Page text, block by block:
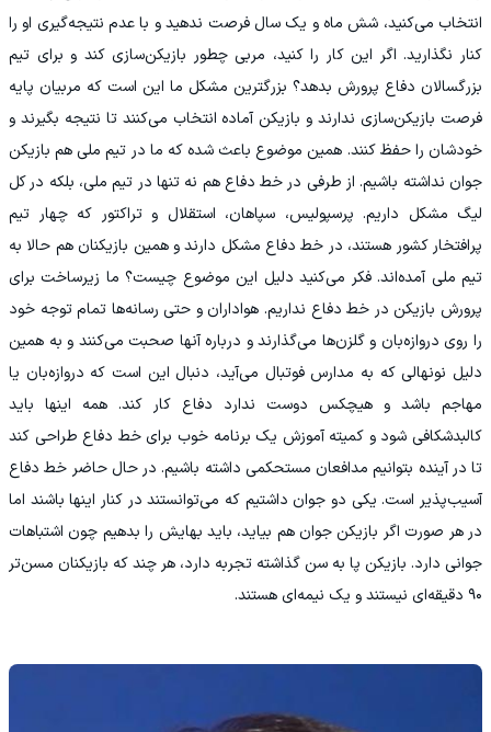
انتخاب می‌کنید، شش ماه و یک سال فرصت ندهید و با عدم نتیجه‌گیری او را
کنار نگذارید. اگر این کار را کنید، مربی چطور بازیکن‌سازی کند و برای تیم
بزرگسالان دفاع پرورش بدهد؟ بزرگترین مشکل ما این است که مربیان پایه
فرصت بازیکن‌سازی ندارند و بازیکن آماده انتخاب می‌کنند تا نتیجه بگیرند و
خودشان را حفظ کنند. همین موضوع باعث شده که ما در تیم ملی هم بازیکن
جوان نداشته باشیم. از طرفی در خط دفاع هم نه تنها در تیم ملی، بلکه در کل
لیگ مشکل داریم. پرسپولیس، سپاهان، استقلال و تراکتور که چهار تیم
پرافتخار کشور هستند، در خط دفاع مشکل دارند و همین بازیکنان هم حالا به
تیم ملی آمده‌اند. فکر می‌کنید دلیل این موضوع چیست؟ ما زیرساخت برای
پرورش بازیکن در خط دفاع نداریم. هواداران و حتی رسانه‌ها تمام توجه خود
را روی دروازه‌بان و گلزن‌ها می‌گذارند و درباره آنها صحبت می‌کنند و به همین
دلیل نونهالی که به مدارس فوتبال می‌آید، دنبال این است که دروازه‌بان یا
مهاجم باشد و هیچکس دوست ندارد دفاع کار کند. همه اینها باید
کالبدشکافی شود و کمیته آموزش یک برنامه خوب برای خط دفاع طراحی کند
تا در آینده بتوانیم مدافعان مستحکمی داشته باشیم. در حال حاضر خط دفاع
آسیب‌پذیر است. یکی دو جوان داشتیم که می‌توانستند در کنار اینها باشند اما
در هر صورت اگر بازیکن جوان هم بیاید، باید بهایش را بدهیم چون اشتباهات
جوانی دارد. بازیکن پا به سن گذاشته تجربه دارد، هر چند که بازیکنان مسن‌تر
۹۰ دقیقه‌ای نیستند و یک نیمه‌ای هستند.